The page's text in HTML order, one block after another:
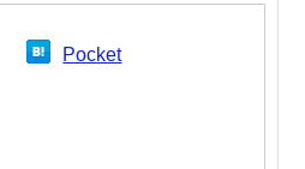
Pocket